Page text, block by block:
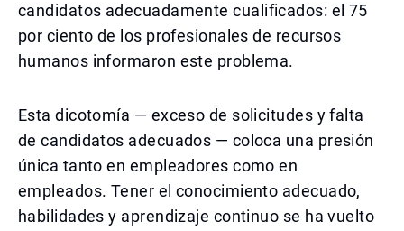
candidatos adecuadamente cualificados: el 75
por ciento de los profesionales de recursos
humanos informaron este problema.
Esta dicotomía — exceso de solicitudes y falta
de candidatos adecuados — coloca una presión
única tanto en empleadores como en
empleados. Tener el conocimiento adecuado,
habilidades y aprendizaje continuo se ha vuelto